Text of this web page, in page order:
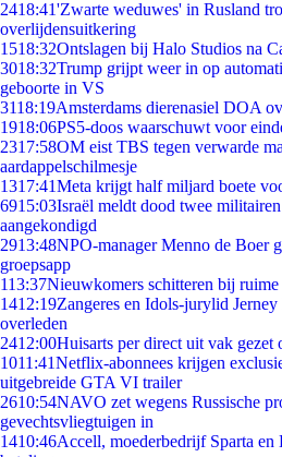
2418:41'Zwarte weduwes' in Rusland
overlijdensuitkering
1518:32Ontslagen bij Halo Studios na
3018:32Trump grijpt weer in op
geboorte in VS
3118:19Amsterdams dierenasiel DOA
1918:06PS5-doos waarschuwt voor
2317:58OM eist TBS tegen verwarde
aardappelschilmesje
1317:41Meta krijgt half miljard boete
6915:03Israël meldt dood twee
aangekondigd
2913:48NPO-manager Menno de Boer
groepsapp
113:37Nieuwkomers schitteren bij
1412:19Zangeres en Idols-jurylid
overleden
2412:00Huisarts per direct uit vak
1011:41Netflix-abonnees krijgen
uitgebreide GTA VI trailer
2610:54NAVO zet wegens Russische
gevechtsvliegtuigen in
1410:46Accell, moederbedrijf Sparta en